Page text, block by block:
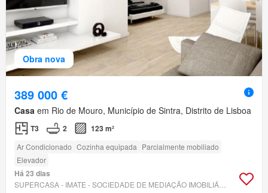
Obra nova
389 000 €
Casa em Rio de Mouro, Município de Sintra, Distrito de Lisboa
T3 2 123 m²
Ar Condicionado Cozinha equipada Parcialmente mobiliado
Elevador
Há 23 dias